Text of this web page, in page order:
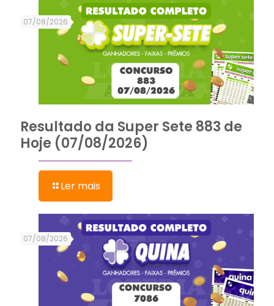
07/08/2026
Resultado da Super Sete 883 de
Hoje (07/08/2026)
Ler mais
07/08/2026